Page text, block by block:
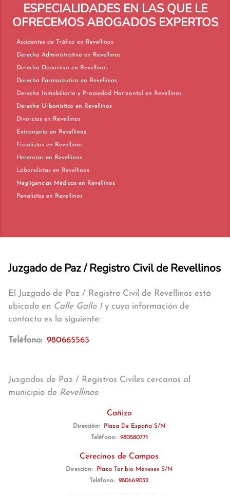
ESPECIALIDADES EN LAS QUE LE
OFRECEMOS ABOGADOS EXPERTOS
Accidentes de Tráfico en Revellinos
Derecho Administrativo en Revellinos
Derecho Deportivo en Revellinos
Derecho Farmacéutico en Revellinos
Derecho Inmobiliario y Propiedad Horizontal en Revellinos
Derecho Urbanístico en Revellinos
Divorcios en Revellinos
Extranjería en Revellinos
Fiscalistas en Revellinos
Herencias en Revellinos
Laboralistas en Revellinos
Negligencias Médicas en Revellinos
Penalistas en Revellinos
Juzgado de Paz / Registro Civil de Revellinos
El Juzgado de Paz / Registro Civil de Revellinos está
ubicado en Calle Gallo 1y cuya información de
contacto es la siguiente:
Teléfono: 980665565
Juzgados de Paz / Registros Civiles cercanos al
municipio de Revellinos:
Cañizo
Dirección:
Plaza De España S/N
Teléfono:
980580771
Cerecinos de Campos
Dirección:
Plaza Toribio Meneses S/N
Teléfono:
980669032